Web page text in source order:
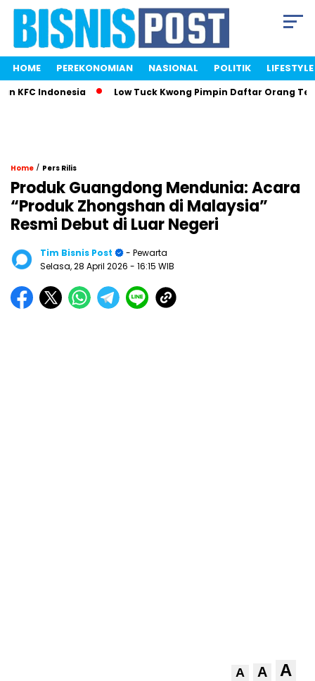
HOME PEREKONOMIAN NASIONAL POLITIK LIFESTYLE
Indonesia Low Tuck Kwong Pimpin Daftar Orang
Home / Pers Rilis
Produk Guangdong Mendunia: Acara
“Produk Zhongshan di Malaysia”
Resmi Debut di Luar Negeri
Tim Bisnis Post
- Pewarta
Selasa, 28 April 2026 - 16:15 WIB
A A A